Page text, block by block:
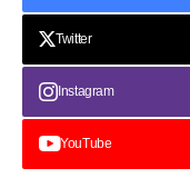
Twitter
Instagram
YouTube